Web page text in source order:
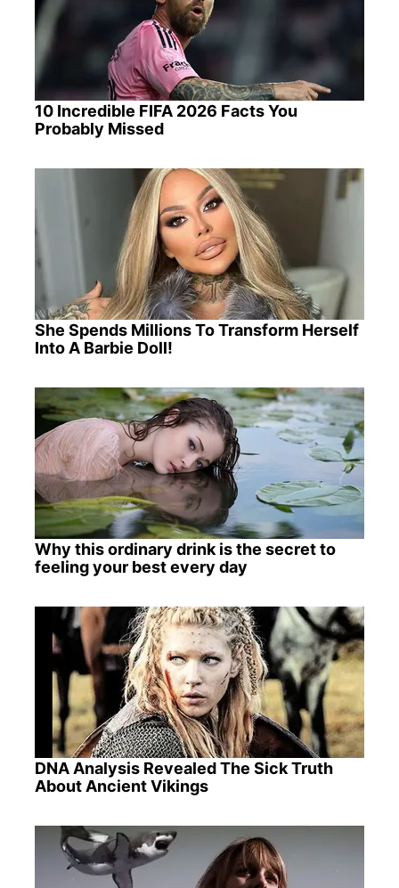
10 Incredible FIFA 2026 Facts You
Probably Missed
She Spends Millions To Transform Herself
Into A Barbie Doll!
Why this ordinary drink is the secret to
feeling your best every day
DNA Analysis Revealed The Sick Truth
About Ancient Vikings